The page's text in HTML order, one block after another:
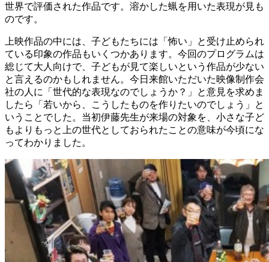
世界で評価された作品です。溶かした蝋を用いた表現が見も
のです。
上映作品の中には、子どもたちには「怖い」と受け止められ
ている印象の作品もいくつかあります。今回のプログラムは
総じて大人向けで、子どもが見て楽しいという作品が少ない
と言えるのかもしれません。今日来館いただいた映像制作会
社の人に「世代的な表現なのでしょうか？」と意見を求めま
したら「若いから、こうしたものを作りたいのでしょう」と
いうことでした。当初伊藤先生が来場の対象を、小さな子ど
もよりもっと上の世代としておられたことの意味が今頃にな
ってわかりました。